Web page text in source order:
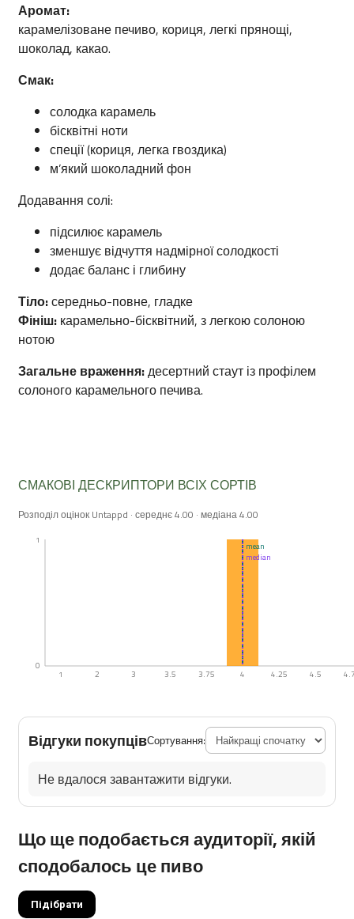
Аромат:
карамелізоване печиво, кориця, легкі прянощі,
шоколад, какао.
Смак:
солодка карамель
бісквітні ноти
спеції (кориця, легка гвоздика)
м’який шоколадний фон
Додавання солі:
підсилює карамель
зменшує відчуття надмірної солодкості
додає баланс і глибину
Тіло:середньо-повне, гладке
Фініш: карамельно-бісквітний, з легкою солоною
нотою
Загальне враження:десертний стаут із профілем
солоного карамельного печива.
СМАКОВІ ДЕСКРИПТОРИ ВСІХ СОРТІВ
Розподіл оцінок Untappd · середнє 4.00 · медіана 4.00
1 2 3 3.5 3.75 4 4.25 4.5
mean
median
1
0
Відгуки покупцівСортування:
Не вдалося завантажити відгуки.
Що ще подобається аудиторії, якій
сподобалось це пиво
Підібрати